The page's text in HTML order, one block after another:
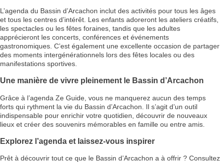
L’agenda du Bassin d’Arcachon inclut des activités pour tous les âges
et tous les centres d’intérêt. Les enfants adoreront les ateliers créatifs,
les spectacles ou les fêtes foraines, tandis que les adultes
apprécieront les concerts, conférences et événements
gastronomiques. C’est également une excellente occasion de partager
des moments intergénérationnels lors des fêtes locales ou des
manifestations sportives.
Une manière de vivre pleinement le Bassin d’Arcachon
Grâce à l’agenda Ze Guide, vous ne manquerez aucun des temps
forts qui rythment la vie du Bassin d’Arcachon. Il s’agit d’un outil
indispensable pour enrichir votre quotidien, découvrir de nouveaux
lieux et créer des souvenirs mémorables en famille ou entre amis.
Explorez l’agenda et laissez-vous inspirer
Prêt à découvrir tout ce que le Bassin d’Arcachon a à offrir ? Consultez